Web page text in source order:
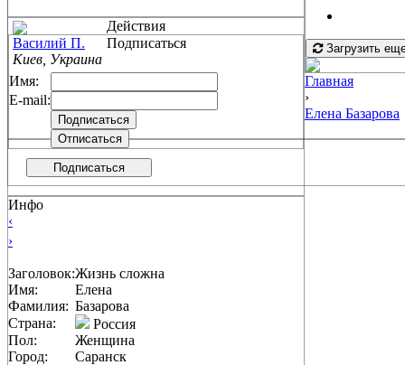
Василий П.
Киев, Украина
Действия
Подписаться
Имя:
E-mail:
Подписаться
Инфо
‹
›
Заголовок:Жизнь сложна
Имя:
Елена
Фамилия: Базарова
Страна:
Россия
Пол:
Женщина
Город:
Саранск
Загрузить
Главная
›
Елена Базарова